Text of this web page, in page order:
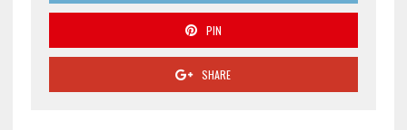
PIN
SHARE